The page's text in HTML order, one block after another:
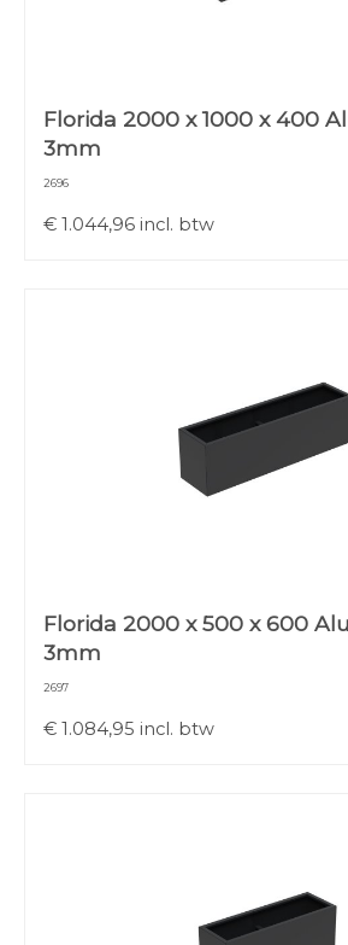
Florida 2000 x 1000 x 400
3mm
2696
€ 1.044,96 incl. btw
Florida 2000 x 500 x 600
3mm
2697
€ 1.084,95 incl. btw